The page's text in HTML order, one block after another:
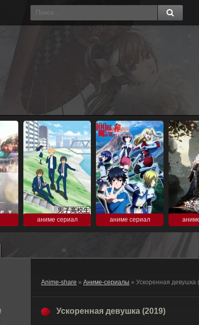
аниме сериал аниме сериал
Anime-share » Аниме-сериалы » Ускоренная девушка
Ускоренная девушка (2019)